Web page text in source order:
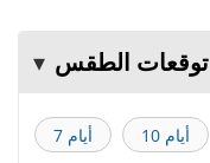
توقعات الطقس
7 أيام 10 أيام